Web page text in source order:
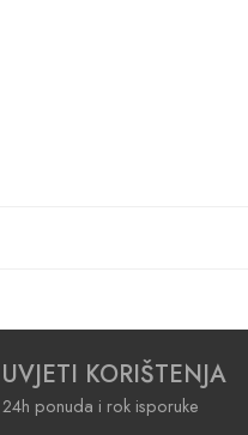
UVJETI KORIŠTENJA
24h ponuda i rok isporuke